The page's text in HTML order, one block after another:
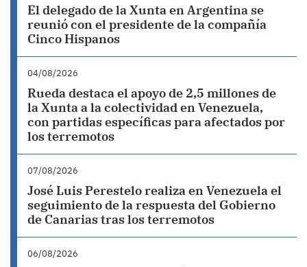
El delegado de la Xunta en Argentina se
reunió con el presidente de la compañía
Cinco Hispanos
04/08/2026
Rueda destaca el apoyo de 2,5 millones de
la Xunta a la colectividad en Venezuela,
con partidas específicas para afectados por
los terremotos
07/08/2026
José Luis Perestelo realiza en Venezuela el
seguimiento de la respuesta del Gobierno
de Canarias tras los terremotos
06/08/2026